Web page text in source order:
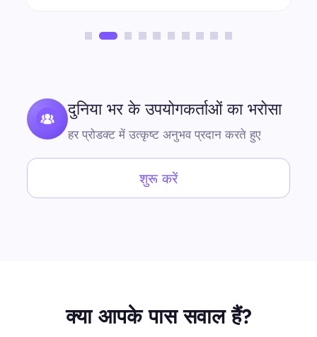
दुनिया भर के उपयोगकर्ताओं का भरोसा
हर प्रोडक्ट में उत्कृष्ट अनुभव प्रदान करते हुए
शुरू करें
क्या आपके पास सवाल हैं?